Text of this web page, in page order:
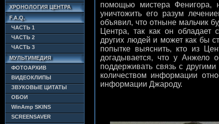
ХРОНОЛОГИЯ ЦЕНТРА
F.A.Q.
ЧАСТЬ 1
ЧАСТЬ 2
ЧАСТЬ 3
МУЛЬТИМЕДИЯ
ФОТОАРХИВ
ВИДЕОКЛИПЫ
ЗВУКОВЫЕ ЦИТАТЫ
ОБОИ
WinAmp SKINS
SCREENSAVER
помощью мистера
уничтожить его разум
объявил, что отныне мальчик
Центра, так как он обладает
других людей и может как бы
попытке выяснить, кто из
догадывается, что у Анжело
поддерживать связь с
количеством информации
информации Джароду.